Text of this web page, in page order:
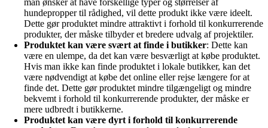
hundepropper til rådighed, vil dette produkt ikke være ideelt.
Dette gør produktet mindre attraktivt i forhold til konkurrerende
produkter, der måske tilbyder et bredere udvalg af projektiler.
Produktet kan være svært at finde i butikker: Dette kan
være en ulempe, da det kan være besværligt at købe produktet.
Hvis man ikke kan finde produktet i lokale butikker, kan det
være nødvendigt at købe det online eller rejse længere for at
finde det. Dette gør produktet mindre tilgængeligt og mindre
bekvemt i forhold til konkurrerende produkter, der måske er
mere udbredt i butikkerne.
Produktet kan være dyrt i forhold til konkurrerende